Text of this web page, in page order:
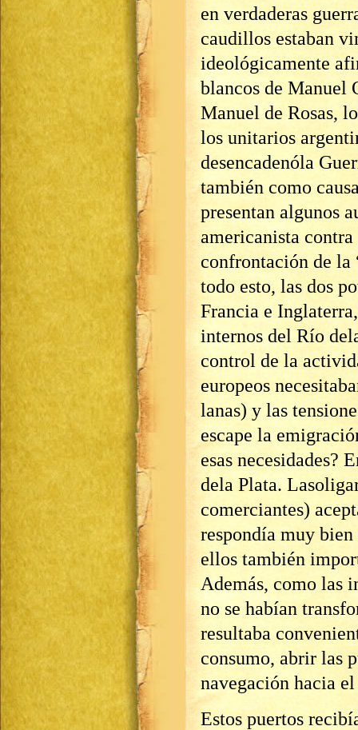
en verdaderas
caudillos estaban
ideológicamente
blancos de Manuel
Manuel de Rosas,
los unitarios
desencadenóla
también como
presentan algunos
americanista
confrontación de
todo esto, las dos
Francia e
internos del Río
control de la
europeos
lanas) y las
escape la
esas necesidades?
dela Plata.
comerciantes)
respondía muy bien
ellos también
Además, como las
no se habían
resultaba
consumo, abrir las
navegación hacia
Estos puertos